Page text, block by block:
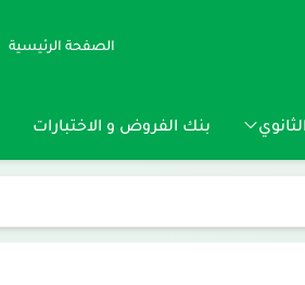
الصفحة الرئيسية
بنك الفروض و الاختبارات